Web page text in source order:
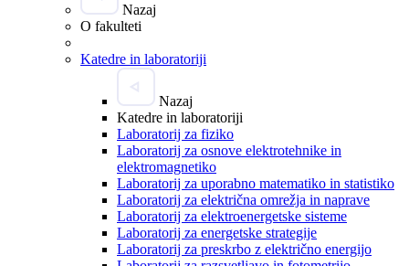
Nazaj
O fakulteti
Katedre in laboratoriji
Nazaj
Katedre in laboratoriji
Laboratorij za fiziko
Laboratorij za osnove elektrotehnike in
elektromagnetiko
Laboratorij za uporabno matematiko in statistiko
Laboratorij za električna omrežja in naprave
Laboratorij za elektroenergetske sisteme
Laboratorij za energetske strategije
Laboratorij za preskrbo z električno energijo